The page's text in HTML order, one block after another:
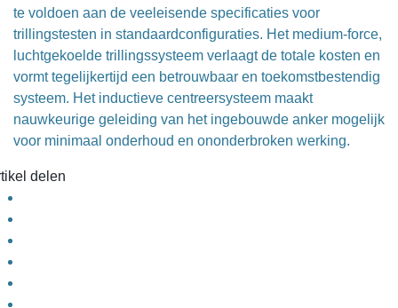
te voldoen aan de veeleisende specificaties voor
trillingstesten in standaardconfiguraties. Het medium-force,
luchtgekoelde trillingssysteem verlaagt de totale kosten en
vormt tegelijkertijd een betrouwbaar en toekomstbestendig
systeem. Het inductieve centreersysteem maakt
nauwkeurige geleiding van het ingebouwde anker mogelijk
voor minimaal onderhoud en ononderbroken werking.
delen